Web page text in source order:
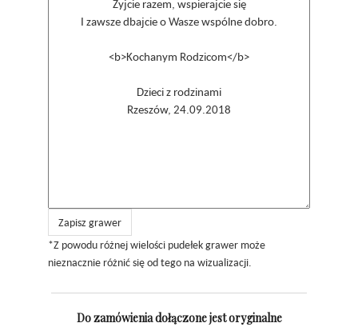
Zapisz grawer
*Z powodu różnej wielości pudełek grawer może
nieznacznie różnić się od tego na wizualizacji.
Do zamówienia dołączone jest oryginalne